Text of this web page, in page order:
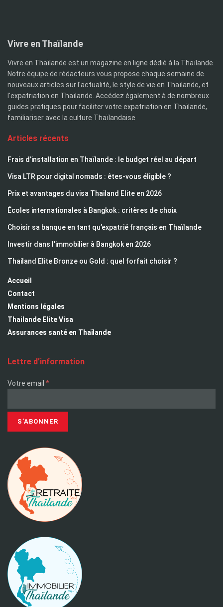
Vivre en Thaïlande
Vivre en Thaïlande est un magazine en ligne dédié à la Thaïlande.
Notre équipe de rédacteurs vous propose chaque semaine de
nouveaux articles sur l'actualité, le style de vie en Thaïlande, et
l'expatriation en Thaïlande. Accédez également à de nombreux
guides pratiques pour faciliter votre expatriation en Thaïlande,
familiariser avec la culture Thaïlandaise
Articles récents
Frais d’installation en Thaïlande : le budget réel au départ
Visa LTR pour digital nomads : êtes-vous éligible ?
Prix et avantages du visa Thailand Elite en 2026
Écoles internationales à Bangkok : critères de choix
Choisir sa banque en tant qu’expatrié français en Thaïlande
Investir dans l’immobilier à Bangkok en 2026
Thailand Elite Bronze ou Gold : quel forfait choisir ?
Accueil
Contact
Mentions légales
Thailande Elite Visa
Assurances santé en Thaïlande
Lettre d’information
Votre email *